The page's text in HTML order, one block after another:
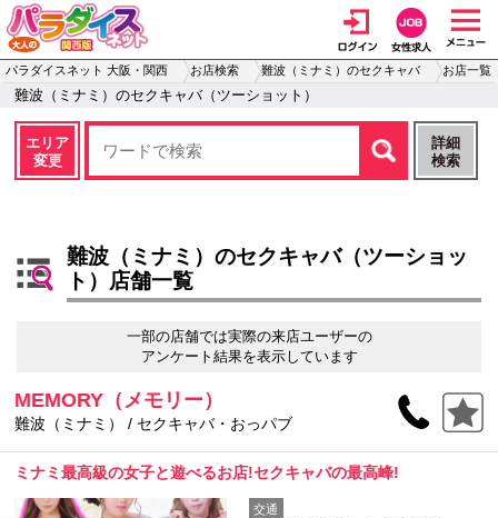
パラダイスネット 大阪・関西 お店検索 難波（ミナミ）のセクキャバ お店一覧
難波（ミナミ）のセクキャバ（ツーショット）
エリア
変更
詳細
検索
難波（ミナミ）のセクキャバ（ツーショッ
ト）店舗一覧
一部の店舗では実際の来店ユーザーの
アンケート結果を表示しています
MEMORY（メモリー）
難波（ミナミ） / セクキャバ・おっパブ
ミナミ最高級の女子と遊べるお店!セクキャバの最高峰!
交通